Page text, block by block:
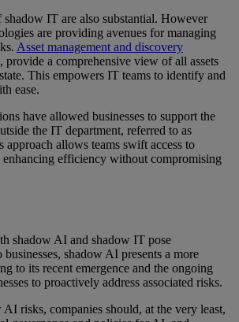
IT are also substantial. However
are providing avenues for managing
Asset management and discovery
provide a comprehensive view of all assets
This empowers IT teams to identify and
ease.
have allowed businesses to support the
the IT department, referred to as
approach allows teams swift access to
enhancing efficiency without compromising
shadow AI and shadow IT pose
businesses, shadow AI presents a more
to its recent emergence and the ongoing
to proactively address associated risks.
risks, companies should, at the very least,